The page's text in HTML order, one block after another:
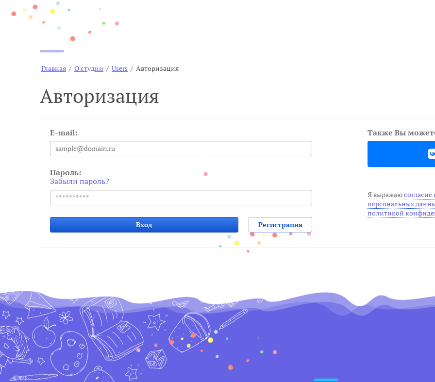
Главная / О студии / Users / Авторизация
Авторизация
E-mail:
Пароль:
Забыли пароль?
Регистрация
Вход
Также Вы
Я выражаю
персональных
политикой